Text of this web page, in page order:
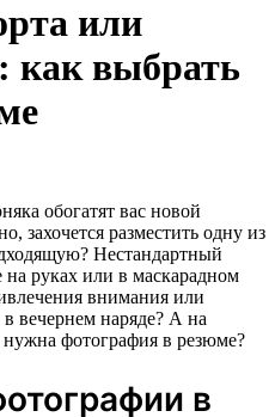
или
как выбрать
обогатят вас новой
захочется разместить одну из
Нестандартный
руках или в маскарадном
внимания или
вечернем наряде? А на
фотография в резюме?
в